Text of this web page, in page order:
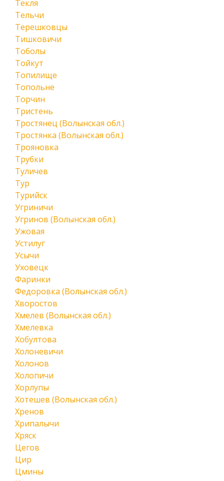
Текля
Тельчи
Терешковцы
Тишковичи
Тоболы
Тойкут
Топилище
Топольне
Торчин
Тристень
Тростянец (Волынская обл.)
Тростянка (Волынская обл.)
Трояновка
Трубки
Туличев
Тур
Турийск
Угриничи
Угринов (Волынская обл.)
Ужовая
Устилуг
Усычи
Уховецк
Фаринки
Федоровка (Волынская обл.)
Хворостов
Хмелев (Волынская обл.)
Хмелевка
Хобултова
Холоневичи
Холонов
Холопичи
Хорлупы
Хотешев (Волынская обл.)
Хренов
Хрипалычи
Хряск
Цегов
Цир
Цмины